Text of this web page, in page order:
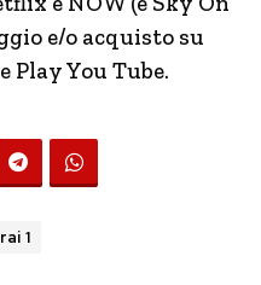
e/o acquisto su
Play You Tube.
rai 1